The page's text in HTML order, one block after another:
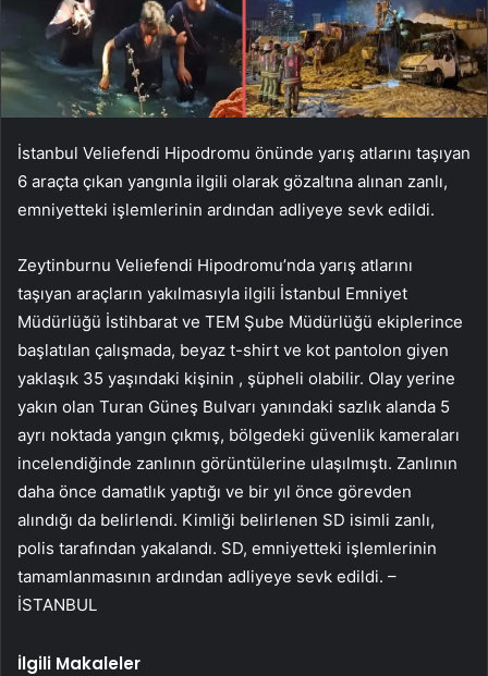
İstanbul Veliefendi Hipodromu önünde yarış atlarını taşıyan
6 araçta çıkan yangınla ilgili olarak gözaltına alınan zanlı,
emniyetteki işlemlerinin ardından adliyeye sevk edildi.
Zeytinburnu Veliefendi Hipodromu’nda yarış atlarını
taşıyan araçların yakılmasıyla ilgili İstanbul Emniyet
Müdürlüğü İstihbarat ve TEM Şube Müdürlüğü ekiplerince
başlatılan çalışmada, beyaz t-shirt ve kot pantolon giyen
yaklaşık 35 yaşındaki kişinin , şüpheli olabilir. Olay yerine
yakın olan Turan Güneş Bulvarı yanındaki sazlık alanda 5
ayrı noktada yangın çıkmış, bölgedeki güvenlik kameraları
incelendiğinde zanlının görüntülerine ulaşılmıştı. Zanlının
daha önce damatlık yaptığı ve bir yıl önce görevden
alındığı da belirlendi. Kimliği belirlenen SD isimli zanlı,
polis tarafından yakalandı. SD, emniyetteki işlemlerinin
tamamlanmasının ardından adliyeye sevk edildi. –
İSTANBUL
İlgili Makaleler